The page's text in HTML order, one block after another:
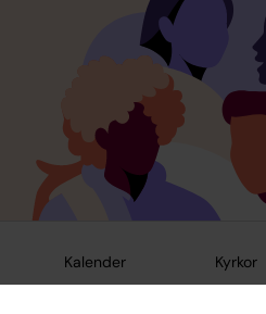
Kalender Kyrkor